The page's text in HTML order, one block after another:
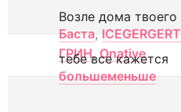
Возле дома твоего
Баста, ICEGERGERT
ГРИН, Onative
тебе все кажется
большеменьше